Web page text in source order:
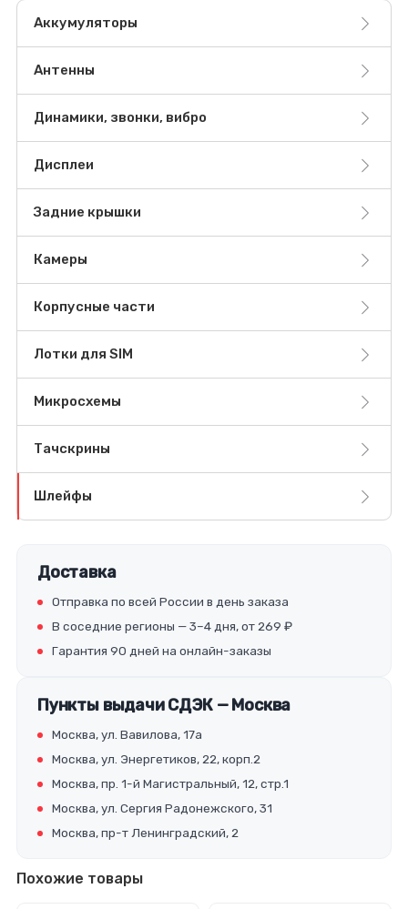
Аккумуляторы
Антенны
Динамики, звонки, вибро
Дисплеи
Задние крышки
Камеры
Корпусные части
Лотки для SIM
Микросхемы
Тачскрины
Шлейфы
Доставка
Отправка по всей России в день заказа
В соседние регионы — 3–4 дня, от 269 ₽
Гарантия 90 дней на онлайн-заказы
Пункты выдачи СДЭК — Москва
Москва, ул. Вавилова, 17а
Москва, ул. Энергетиков, 22, корп.2
Москва, пр. 1-й Магистральный, 12, стр.1
Москва, ул. Сергия Радонежского, 31
Москва, пр-т Ленинградский, 2
Похожие товары